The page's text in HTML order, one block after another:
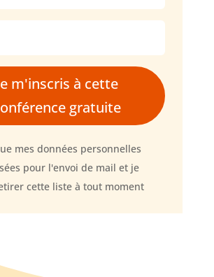
m'inscris à cette
gratuite
mes données personnelles
pour l'envoi de mail et je
cette liste à tout moment